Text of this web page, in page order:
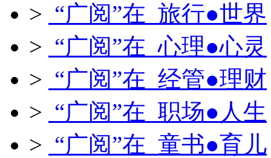
> “广阅”在 旅行●世界
> “广阅”在 心理●心灵
> “广阅”在 经管●理财
> “广阅”在 职场●人生
> “广阅”在 童书●育儿